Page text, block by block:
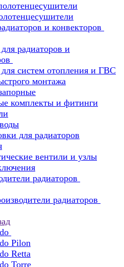
и конвекторов
радиаторов и
систем отопления и ГВС
монтажа
комплекты и фитинги
для радиаторов
вентили и узлы
радиаторов
радиаторов
Pilon
Retta
Torre